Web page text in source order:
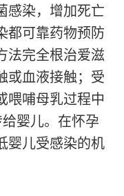
感染，增加死亡
都可靠药物预防
法完全根治爱滋
或血液接触；受
喂哺母乳过程中
婴儿。在怀孕
婴儿受感染的机